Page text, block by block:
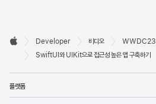
Developer
바닥글

Developer 비디오
WWDC23
SwiftUI와 UIKit으로 접근성 높은 앱 구축하기
플랫폼